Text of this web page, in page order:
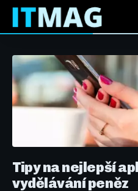
Tipy na nejlepší
vydělávání peněz